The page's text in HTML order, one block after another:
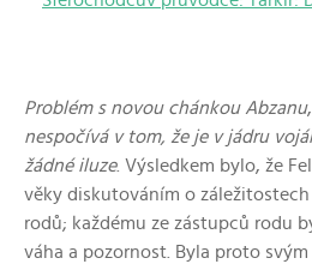
Problém s novou chánkou Abzanu
nespočívá v tom, že je v jádru
žádné iluze. Výsledkem bylo, že
věky diskutováním o záležitostech
rodů; každému ze zástupců rodu
váha a pozornost. Byla proto